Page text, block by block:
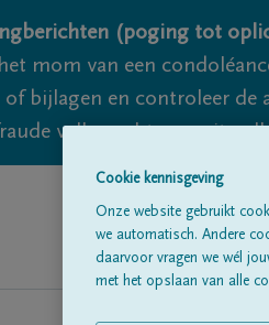
(poging tot
mom van een
bijlagen en controleer
vallen echter nooit
Cookie kennisgeving
Onze website gebruikt
we automatisch. Andere
daarvoor vragen we wél
met het opslaan van alle